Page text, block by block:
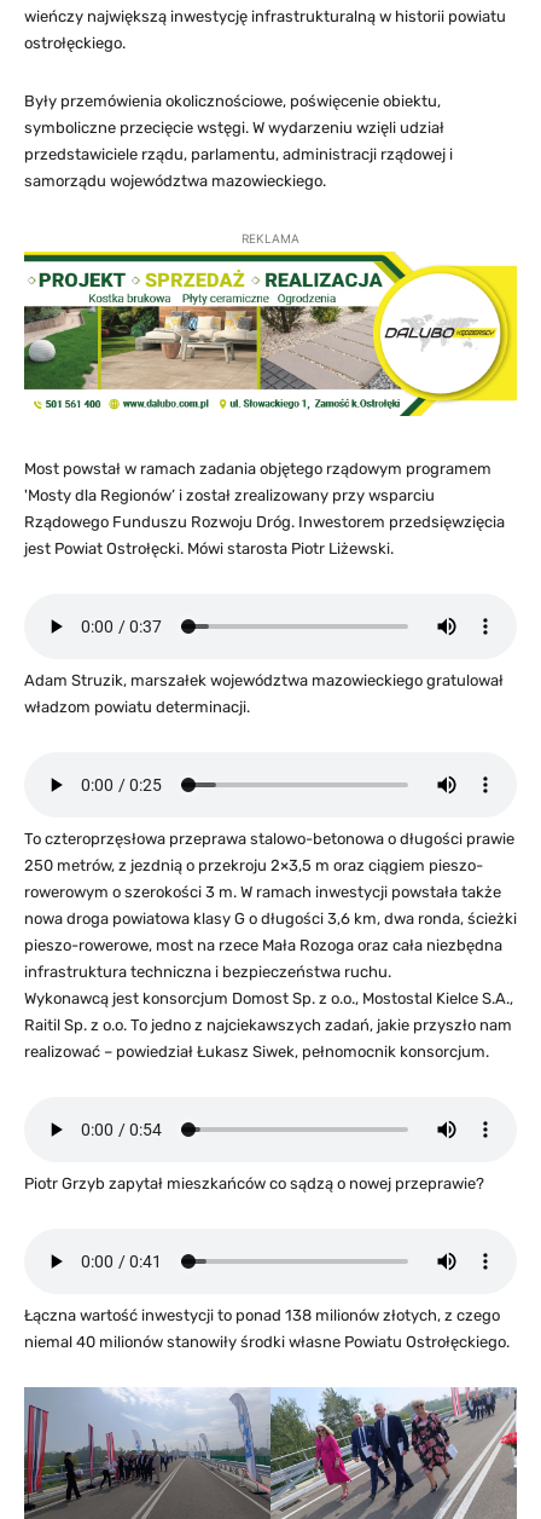
wieńczy największą inwestycję infrastrukturalną w historii powiatu
ostrołęckiego.
Były przemówienia okolicznościowe, poświęcenie obiektu,
symboliczne przecięcie wstęgi. W wydarzeniu wzięli udział
przedstawiciele rządu, parlamentu, administracji rządowej i
samorządu województwa mazowieckiego.
REKLAMA
Most powstał w ramach zadania objętego rządowym programem
'Mosty dla Regionów’ i został zrealizowany przy wsparciu
Rządowego Funduszu Rozwoju Dróg. Inwestorem przedsięwzięcia
jest Powiat Ostrołęcki. Mówi starosta Piotr Liżewski.
Adam Struzik, marszałek województwa mazowieckiego gratulował
władzom powiatu determinacji.
To czteroprzęsłowa przeprawa stalowo-betonowa o długości prawie
250 metrów, z jezdnią o przekroju 2×3,5 m oraz ciągiem pieszo-
rowerowym o szerokości 3 m. W ramach inwestycji powstała także
nowa droga powiatowa klasy G o długości 3,6 km, dwa ronda, ścieżki
pieszo-rowerowe, most na rzece Mała Rozoga oraz cała niezbędna
infrastruktura techniczna i bezpieczeństwa ruchu.
Wykonawcą jest konsorcjum Domost Sp. z o.o., Mostostal Kielce S.A.,
Raitil Sp. z o.o. To jedno z najciekawszych zadań, jakie przyszło nam
realizować – powiedział Łukasz Siwek, pełnomocnik konsorcjum.
Piotr Grzyb zapytał mieszkańców co sądzą o nowej przeprawie?
Łączna wartość inwestycji to ponad 138 milionów złotych, z czego
niemal 40 milionów stanowiły środki własne Powiatu Ostrołęckiego.